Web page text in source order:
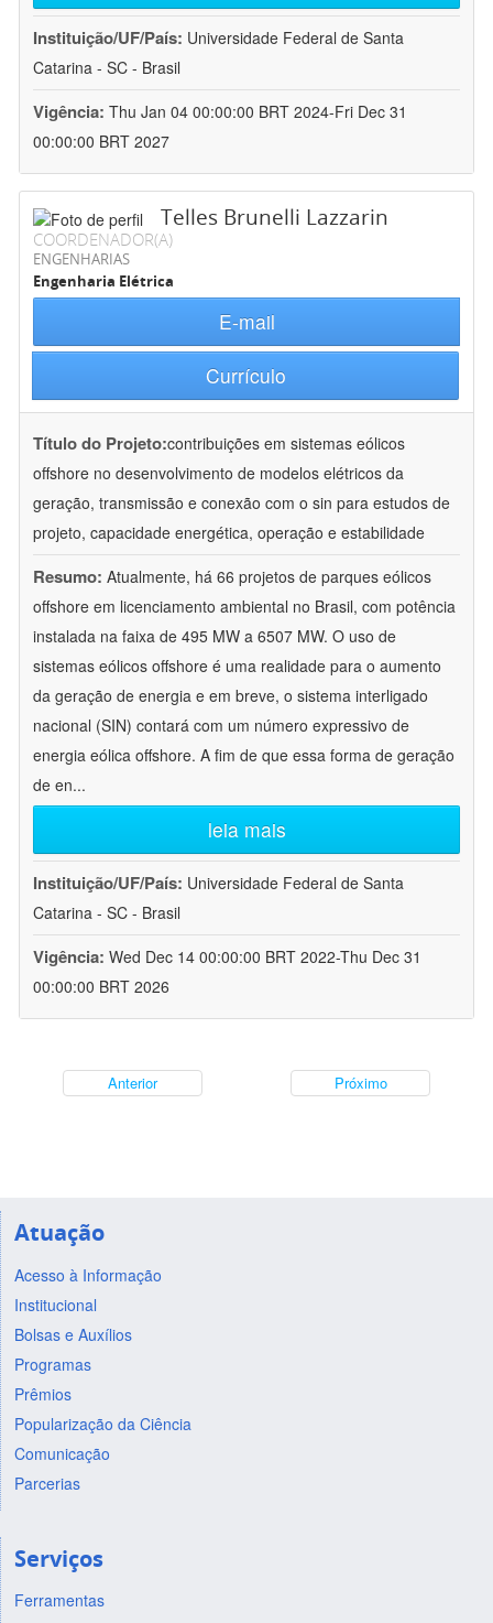
Instituição/UF/País: Universidade Federal de Santa
Catarina - SC - Brasil
Vigência: Thu Jan 04 00:00:00 BRT 2024-Fri Dec 31
00:00:00 BRT 2027
Telles Brunelli Lazzarin
COORDENADOR(A)
ENGENHARIAS
Engenharia Elétrica
E-mail
Currículo
Título do Projeto:contribuições em sistemas eólicos
offshore no desenvolvimento de modelos elétricos da
geração, transmissão e conexão com o sin para estudos de
projeto, capacidade energética, operação e estabilidade
Resumo: Atualmente, há 66 projetos de parques eólicos
offshore em licenciamento ambiental no Brasil, com potência
instalada na faixa de 495 MW a 6507 MW. O uso de
sistemas eólicos offshore é uma realidade para o aumento
da geração de energia e em breve, o sistema interligado
nacional (SIN) contará com um número expressivo de
energia eólica offshore. A fim de que essa forma de geração
de en...
leia mais
Instituição/UF/País: Universidade Federal de Santa
Catarina - SC - Brasil
Vigência: Wed Dec 14 00:00:00 BRT 2022-Thu Dec 31
00:00:00 BRT 2026
Anterior Próximo
Atuação
Acesso à Informação
Institucional
Bolsas e Auxílios
Programas
Prêmios
Popularização da Ciência
Comunicação
Parcerias
Serviços
Ferramentas